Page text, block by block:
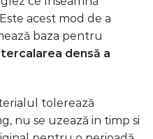
acest mod de a
baza pentru
densă a
tolerează
nu se uzează in timp si